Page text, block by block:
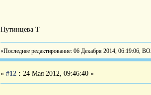
Путинцева Т
«Последнее редактирование: 06 Декабря 2014, 06:19:06,
« #12 : 24 Мая 2012, 09:46:40 »